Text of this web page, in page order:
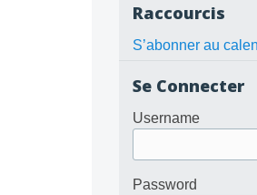
Raccourcis
S’abonner au
Se Connecter
Username
Password